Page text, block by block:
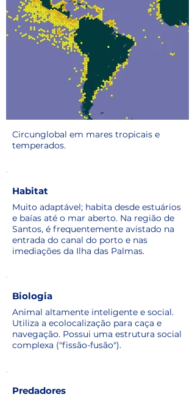
Circunglobal em mares tropicais e
temperados.
Habitat
Muito adaptável; habita desde estuários
e baías até o mar aberto. Na região de
Santos, é frequentemente avistado na
entrada do canal do porto e nas
imediações da Ilha das Palmas.
Biologia
Animal altamente inteligente e social.
Utiliza a ecolocalização para caça e
navegação. Possui uma estrutura social
complexa ("fissão-fusão").
Predadores